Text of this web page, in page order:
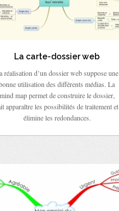
La carte-dossier web
réalisation d’un dossier web suppose une
utilisation des différents médias. La
mind map permet de construire le dossier,
apparaître les possibilités de traitement et
élimine les redondances.